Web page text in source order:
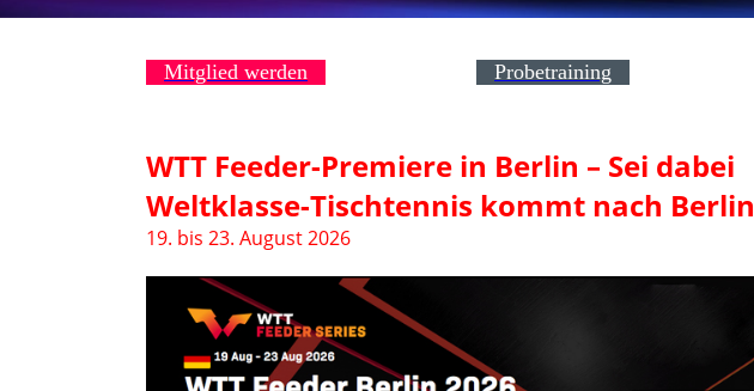
Mitglied werden Probetraining
WTT Feeder-Premiere in Berlin – Sei dabei
Weltklasse-Tischtennis kommt nach Berlin
19. bis 23. August 2026